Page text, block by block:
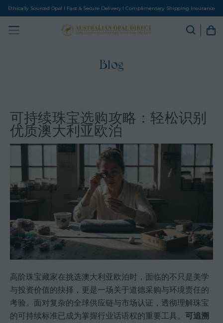
Ethically Sourced Opal I Fast & Secure Delivery I Complimentary Shipping Insurance
Blog
可持续珠宝选购攻略：轻松识别
优质澳大利亚欧泊
高阶珠宝藏家在挑选澳大利亚欧泊时，面临的不只是美学
与投资价值的抉择，更是一场关于道德采购与环境责任的
考验。面对复杂的全球供应链与市场认证，透彻理解珠宝
的可持续标准已成为掌握行业话语权的重要工具。 可追溯